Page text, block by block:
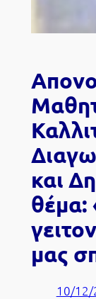
και
θέμα:
μας
10/12/